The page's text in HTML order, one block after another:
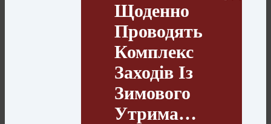
Щоденно
Проводять
Комплекс
Заходів Із
Зимового
Утрима…